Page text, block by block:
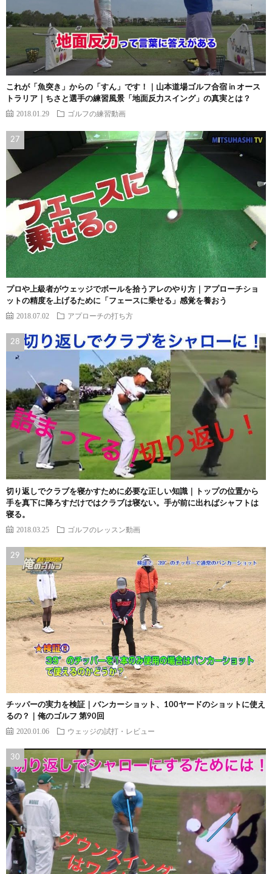
これが「魚突き」からの「すん」です！｜山本道場ゴルフ合宿 in オース
トラリア｜ちさと選手の練習風景「地面反力スイング」の真実とは？
2018.01.29 ゴルフの練習動画
プロや上級者がウェッジでボールを拾うアレのやり方｜アプローチショ
ットの精度を上げるために「フェースに乗せる」感覚を養おう
2018.07.02 アプローチの打ち方
切り返しでクラブを寝かすために必要な正しい知識｜トップの位置から
手を真下に降ろすだけではクラブは寝ない。手が前に出ればシャフトは
寝る。
2018.03.25 ゴルフのレッスン動画
チッパーの実力を検証｜バンカーショット、100ヤードのショットに使え
るの？｜俺のゴルフ 第90回
2020.01.06 ウェッジの試打・レビュー